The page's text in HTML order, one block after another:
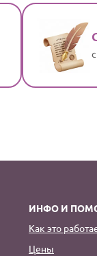
ИНФО И
Как это
Цены